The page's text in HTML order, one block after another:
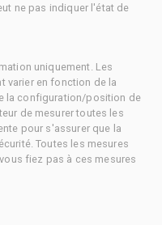
ne pas indiquer l'état de
uniquement. Les
varier en fonction de la
la configuration/position de
de mesurer toutes les
pour s'assurer que la
Toutes les mesures
fiez pas à ces mesures